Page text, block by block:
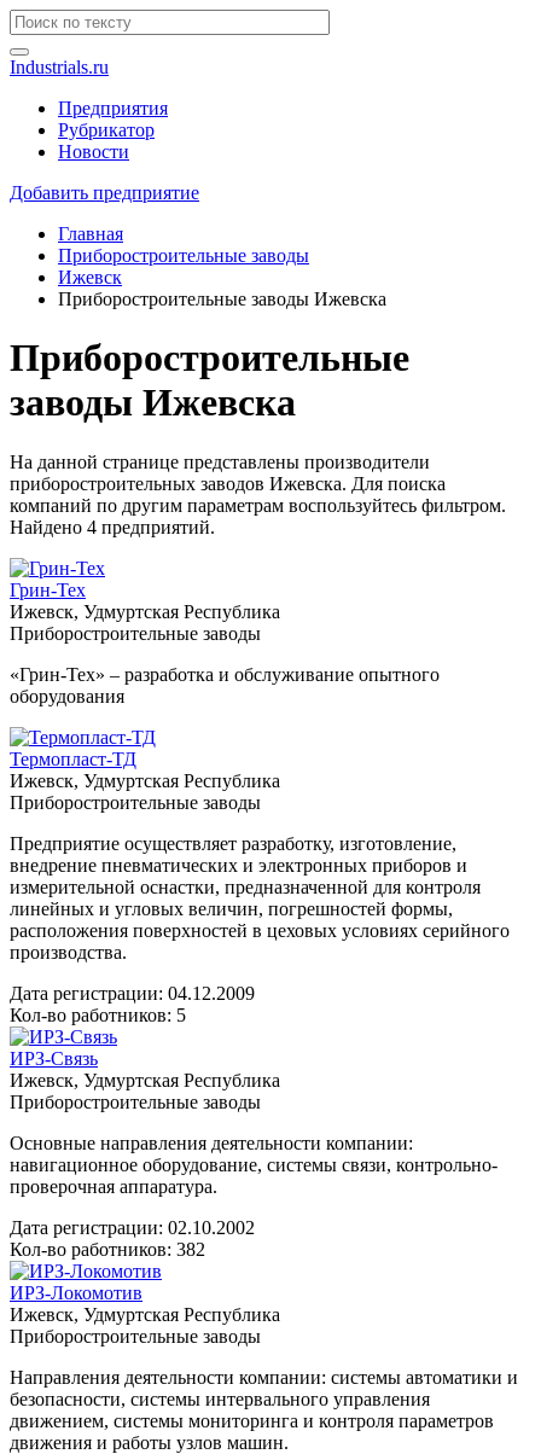
Industrials.ru
Предприятия
Рубрикатор
Новости
Добавить предприятие
Главная
Приборостроительные заводы
Ижевск
Приборостроительные заводы Ижевска
Приборостроительные
заводы Ижевска
На данной странице представлены производители
приборостроительных заводов Ижевска. Для поиска
компаний по другим параметрам воспользуйтесь фильтром.
Найдено 4 предприятий.
Грин-Тех
Ижевск, Удмуртская Республика
Приборостроительные заводы
«Грин-Тех» – разработка и обслуживание опытного
оборудования
Термопласт-ТД
Ижевск, Удмуртская Республика
Приборостроительные заводы
Предприятие осуществляет разработку, изготовление,
внедрение пневматических и электронных приборов и
измерительной оснастки, предназначенной для контроля
линейных и угловых величин, погрешностей формы,
расположения поверхностей в цеховых условиях серийного
производства.
Дата регистрации: 04.12.2009
Кол-во работников: 5
ИРЗ-Связь
Ижевск, Удмуртская Республика
Приборостроительные заводы
Основные направления деятельности компании:
навигационное оборудование, системы связи, контрольно-
проверочная аппаратура.
Дата регистрации: 02.10.2002
Кол-во работников: 382
ИРЗ-Локомотив
Ижевск, Удмуртская Республика
Приборостроительные заводы
Направления деятельности компании: системы автоматики и
безопасности, системы интервального управления
движением, системы мониторинга и контроля параметров
движения и работы узлов машин.